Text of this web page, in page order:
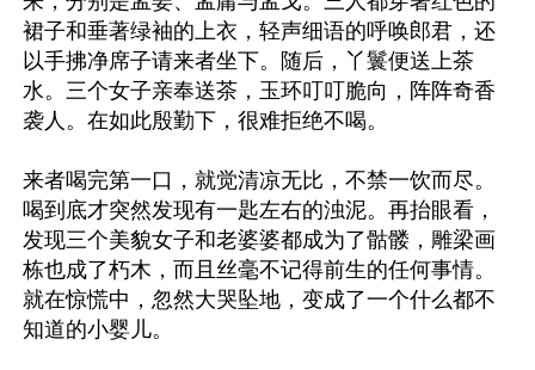
裙子和垂著绿袖的上衣，轻声细语的呼唤郎君，还
以手拂净席子请来者坐下。随后，丫鬟便送上茶
水。三个女子亲奉送茶，玉环叮叮脆向，阵阵奇香
袭人。在如此殷勤下，很难拒绝不喝。
来者喝完第一口，就觉清凉无比，不禁一饮而尽。
喝到底才突然发现有一匙左右的浊泥。再抬眼看，
发现三个美貌女子和老婆婆都成为了骷髅，雕梁画
栋也成了朽木，而且丝毫不记得前生的任何事情。
就在惊慌中，忽然大哭坠地，变成了一个什么都不
知道的小婴儿。